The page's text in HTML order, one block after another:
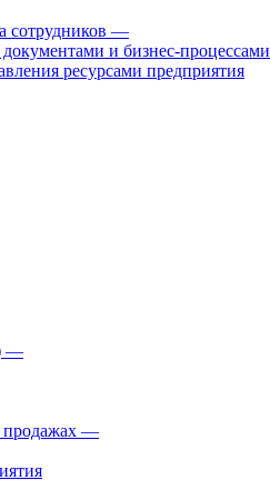
сотрудников —
и бизнес-процессами
ресурсами предприятия
—
—